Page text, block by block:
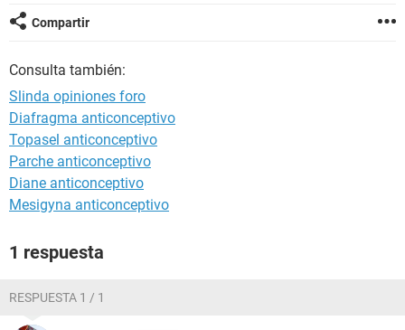
Compartir
Consulta también:
Slinda opiniones foro
Diafragma anticonceptivo
Topasel anticonceptivo
Parche anticonceptivo
Diane anticonceptivo
Mesigyna anticonceptivo
1 respuesta
RESPUESTA 1 / 1